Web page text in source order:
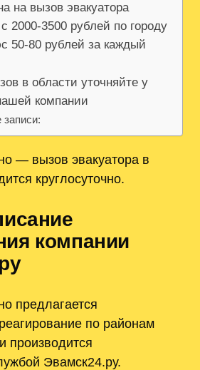
на вызов эвакуатора
2000-3500 рублей по городу
50-80 рублей за каждый
в области уточняйте у
компании
— вызов эвакуатора в
круглосуточно.
компании
предлагается
по районам
производится
Эвамск24.ру.